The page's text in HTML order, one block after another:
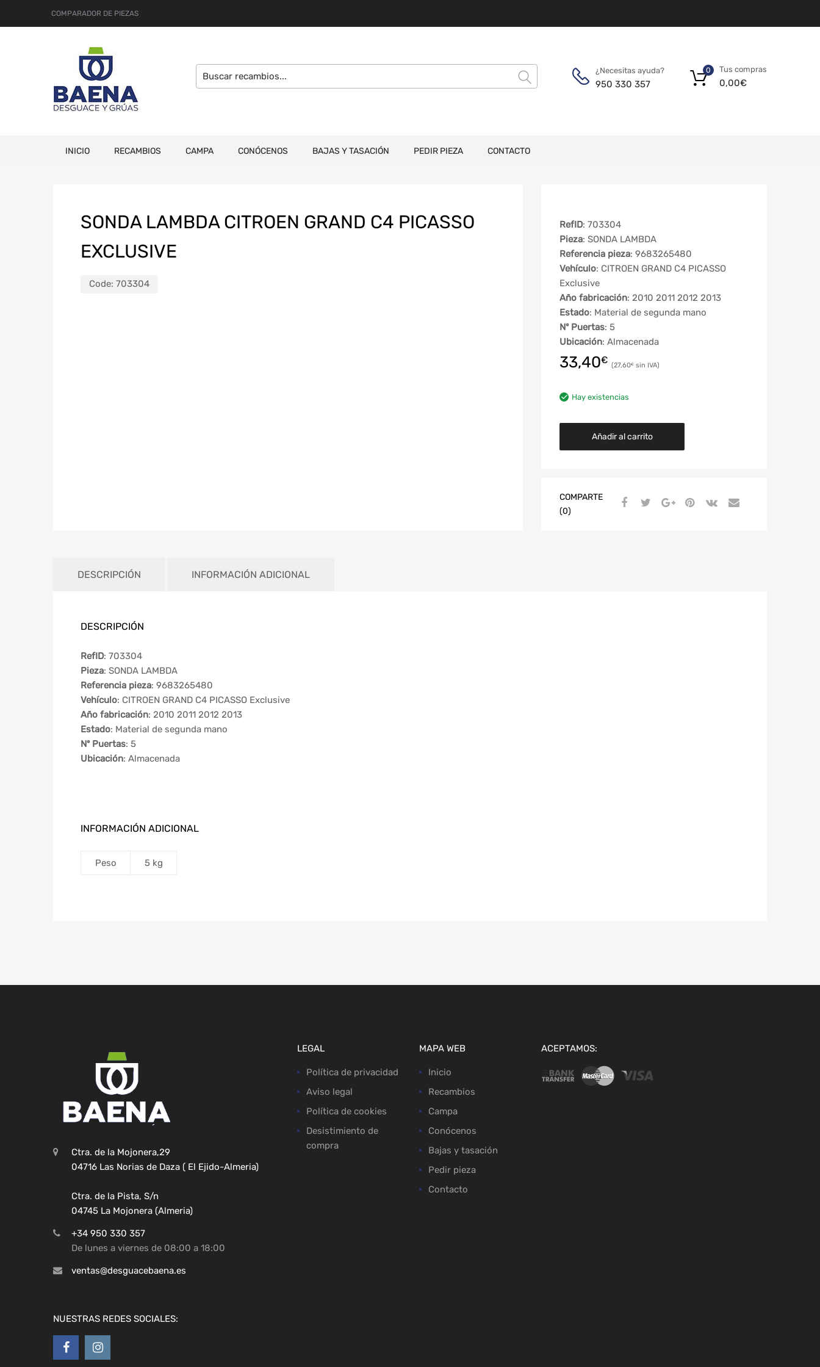
COMPARADOR DE PIEZAS
¿Necesitas ayuda?
950 330 357
Tus compras
0,00€
0
INICIO RECAMBIOS CAMPA CONÓCENOS BAJAS Y TASACIÓN PEDIR PIEZA CONTACTO
SONDA LAMBDA CITROEN GRAND C4 PICASSO
EXCLUSIVE
Code: 703304
RefID: 703304
Pieza: SONDA LAMBDA
Referencia pieza: 9683265480
Vehículo: CITROEN GRAND C4 PICASSO
Exclusive
Año fabricación: 2010 2011 2012 2013
Estado: Material de segunda mano
Nº Puertas: 5
Ubicación: Almacenada
33,40€ 27,60€
Hay existencias
Añadir al carrito
COMPARTE
(0)
DESCRIPCIÓN INFORMACIÓN ADICIONAL
DESCRIPCIÓN
RefID: 703304
Pieza: SONDA LAMBDA
Referencia pieza: 9683265480
Vehículo: CITROEN GRAND C4 PICASSO Exclusive
Año fabricación: 2010 2011 2012 2013
Estado: Material de segunda mano
Nº Puertas: 5
Ubicación: Almacenada
INFORMACIÓN ADICIONAL
Peso 5 kg
Ctra. de la Mojonera,29
04716 Las Norias de Daza ( El Ejido-Almeria)
Ctra. de la Pista, S/n
04745 La Mojonera (Almeria)
+34 950 330 357
De lunes a viernes de 08:00 a 18:00
ventas@desguacebaena.es
NUESTRAS REDES SOCIALES:
LEGAL
Política de privacidad
Aviso legal
Política de cookies
Desistimiento de
compra
MAPA WEB
Inicio
Recambios
Campa
Conócenos
Bajas y tasación
Pedir pieza
Contacto
ACEPTAMOS: